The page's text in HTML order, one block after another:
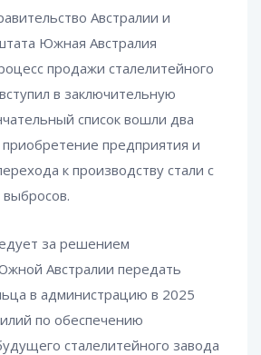
Австралии и
Южная Австралия
продажи сталелитейного
в заключительную
список вошли два
предприятия и
к производству стали с
за решением
Австралии передать
в администрацию в 2025
по обеспечению
сталелитейного завода